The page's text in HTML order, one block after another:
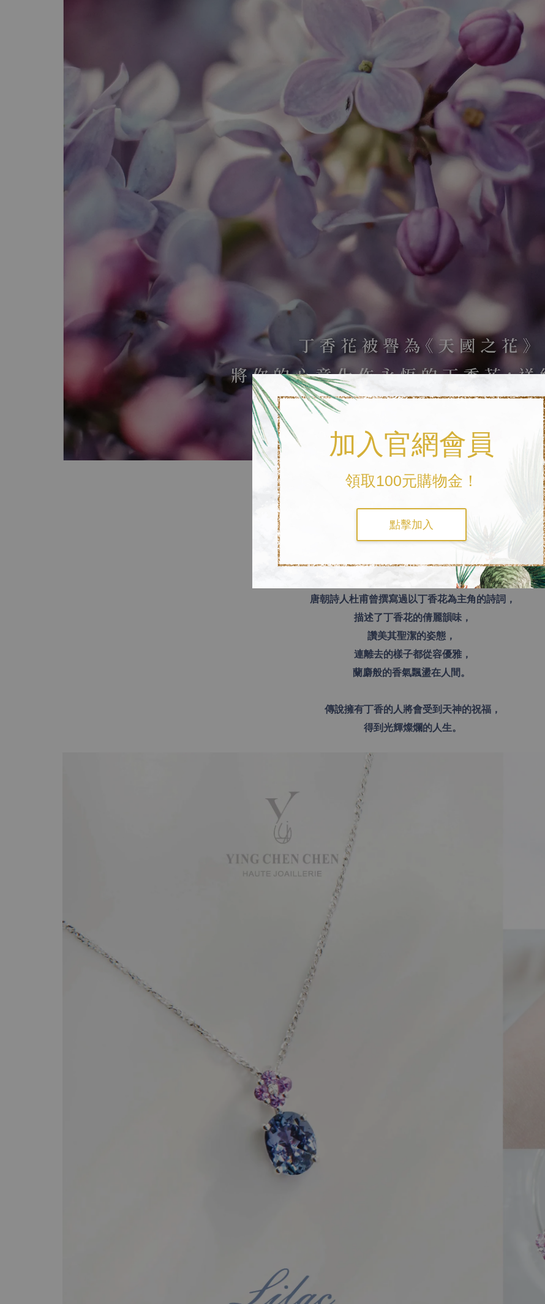
加入官網會員
領取100元購物金！
點擊加入
《丁香花系列》
丁香花的花語是 光輝Bright與 不朽Immortal
自古因其優雅的色彩、聖潔高雅的姿態，
經常被用來形容那些羞澀、古典的美女，
獨有的氣質和香氣總能抓住觀賞者心中最柔情的地方。
唐朝詩人杜甫曾撰寫過以丁香花為主角的詩詞，
描述了丁香花的倩麗韻味，
讚美其聖潔的姿態，
連離去的樣子都從容優雅，
蘭麝般的香氣飄盪在人間。
傳說擁有丁香的人將會受到天神的祝福，
得到光輝燦爛的人生。